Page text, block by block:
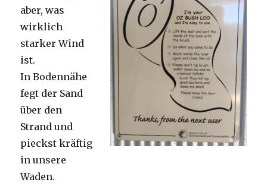
aber, was
wirklich
starker Wind
ist.
In Bodennähe
fegt der Sand
über den
Strand und
pieckst kräftig
in unsere
Waden.